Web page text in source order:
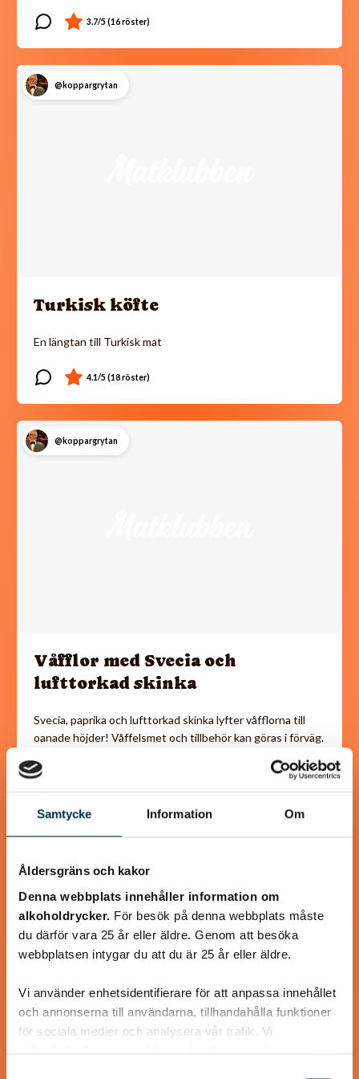
Samtycke Information Om
Åldersgräns och kakor
Denna webbplats innehåller information om
alkoholdrycker. För besök på denna webbplats måste
du därför vara 25 år eller äldre. Genom att besöka
webbplatsen intygar du att du är 25 år eller äldre.
Vi använder enhetsidentifierare för att anpassa innehållet
och annonserna till användarna, tillhandahålla funktioner
för sociala medier och analysera vår trafik. Vi
@koppargrytan
Turkisk köfte
En längtan till Turkisk mat
@koppargrytan
Våfflor med Svecia och
lufttorkad skinka
Svecia, paprika och lufttorkad skinka lyfter våfflorna till
oanade höjder! Våffelsmet och tillbehör kan göras i förväg.
@koppargrytan